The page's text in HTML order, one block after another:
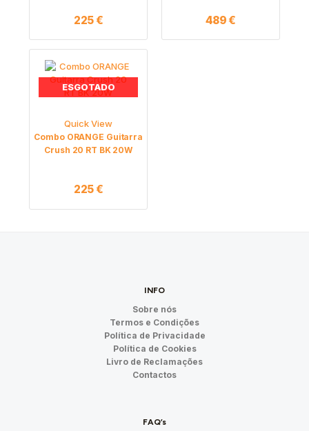
225€ 489€
ESGOTADO
Quick View
Combo ORANGE Guitarra
Crush 20 RT BK 20W
225€
INFO
Sobre nós
Termos e Condições
Política de Privacidade
Política de Cookies
Livro de Reclamações
Contactos
FAQ’s